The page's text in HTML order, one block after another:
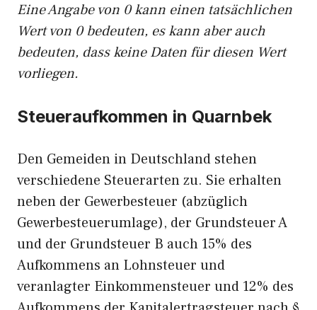
Eine Angabe von 0 kann einen tatsächlichen
Wert von 0 bedeuten, es kann aber auch
bedeuten, dass keine Daten für diesen Wert
vorliegen.
Steueraufkommen in Quarnbek
Den Gemeiden in Deutschland stehen
verschiedene Steuerarten zu. Sie erhalten
neben der Gewerbesteuer (abzüglich
Gewerbesteuerumlage), der Grundsteuer A
und der Grundsteuer B auch 15% des
Aufkommens an Lohnsteuer und
veranlagter Einkommensteuer und 12% des